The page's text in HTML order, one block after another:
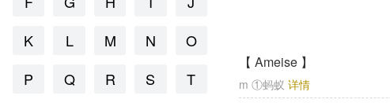
K
L M N
O
P
Q R S
T
【 Ameise 】
m ①蚂蚁详情